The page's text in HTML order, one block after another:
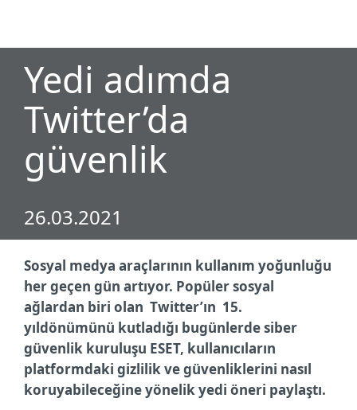
Yedi adımda
Twitter’da
güvenlik
26.03.2021
Sosyal medya araçlarının kullanım yoğunluğu
her geçen gün artıyor. Popüler sosyal
ağlardan biri olan Twitter’ın 15.
yıldönümünü kutladığı bugünlerde siber
güvenlik kuruluşu ESET, kullanıcıların
platformdaki gizlilik ve güvenliklerini nasıl
koruyabileceğine yönelik yedi öneri paylaştı.